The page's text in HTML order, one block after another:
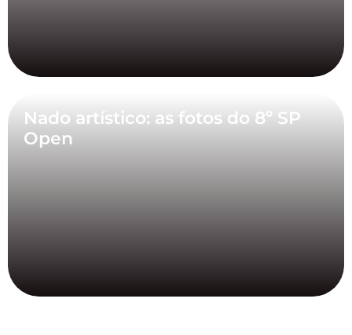
Nado artístico: as fotos do 8º SP
Open